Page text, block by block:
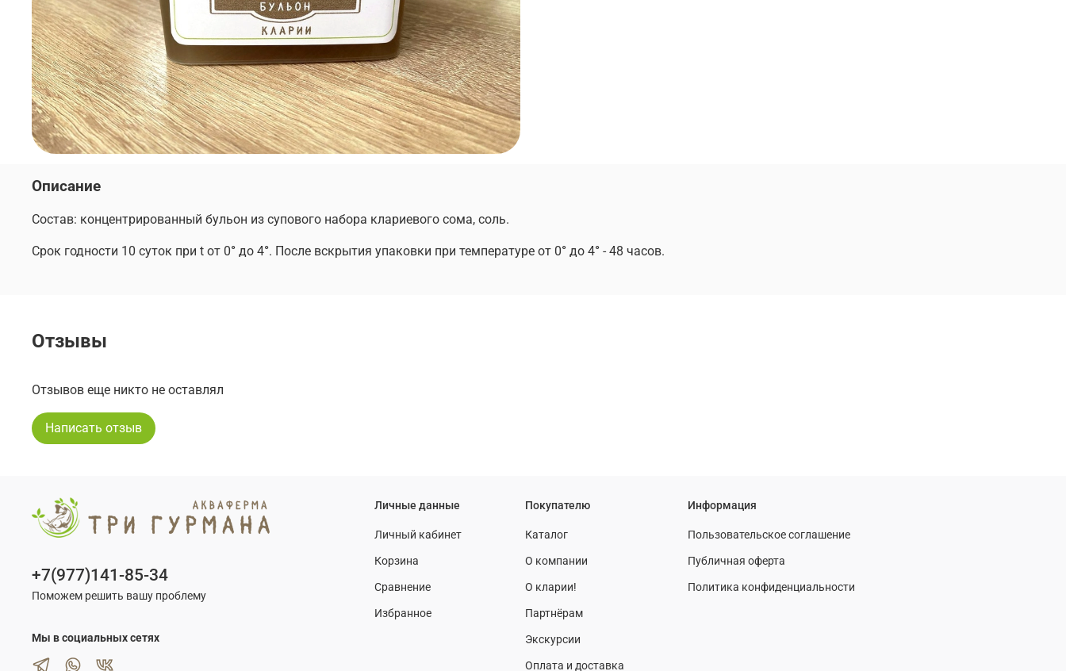
Описание
Состав: концентрированный бульон из супового набора клариевого сома, соль.
Срок годности 10 суток при t от 0° до 4°. После вскрытия упаковки при температуре от 0° до 4° - 48 часов.
Отзывы
Отзывов еще никто не оставлял
Написать отзыв
Личные данные
Личный кабинет
Корзина
Сравнение
Избранное
Покупателю
Каталог
О компании
О кларии!
Партнёрам
Экскурсии
Оплата и доставка
Информация
Пользовательское соглашение
Публичная оферта
Политика конфиденциальности
+7(977)141-85-34
Поможем решить вашу проблему
Мы в социальных сетях